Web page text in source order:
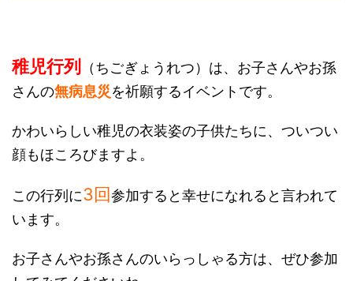
稚児行列
（ちごぎょうれつ）は、お子さんやお孫
さんの無病息災を祈願するイベントです。
かわいらしい稚児の衣装姿の子供たちに、ついつい
顔もほころびますよ。
この行列に3回参加すると幸せになれると言われて
います。
お子さんやお孫さんのいらっしゃる方は、ぜひ参加